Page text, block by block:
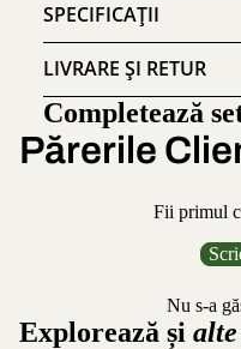
SPECIFICAȚII
LIVRARE ȘI RETUR
Completează
Părerile
Fii primul
Nu s-a
Explorează și